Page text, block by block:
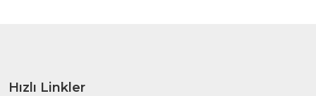
Hızlı Linkler